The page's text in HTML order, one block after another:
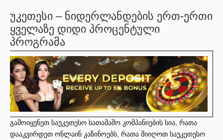
უკეთესი – ნიდერლანდების ერთ-ერთი
ყველაზე დიდი პროცენტული
პროგრამა
გამოიყენეთ საუკეთესო სათამაშო კომპანიების სია, რათა
დააკვირდეთ ონლაინ კაზინოებს, რათა მიიღოთ საუკეთესო